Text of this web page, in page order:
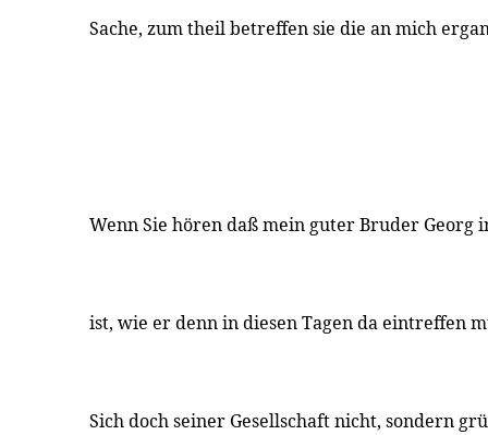
Sache, zum theil betreffen sie die an mich
Wenn Sie hören daß mein guter Bruder Georg
ist, wie er denn in diesen Tagen da eintreffen
Sich doch seiner Gesellschaft nicht, sondern